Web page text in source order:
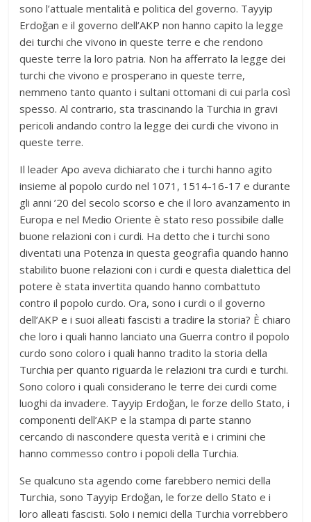
sono l’attuale mentalità e politica del governo. Tayyip
Erdoğan e il governo dell’AKP non hanno capito la legge
dei turchi che vivono in queste terre e che rendono
queste terre la loro patria. Non ha afferrato la legge dei
turchi che vivono e prosperano in queste terre,
nemmeno tanto quanto i sultani ottomani di cui parla così
spesso. Al contrario, sta trascinando la Turchia in gravi
pericoli andando contro la legge dei curdi che vivono in
queste terre.
Il leader Apo aveva dichiarato che i turchi hanno agito
insieme al popolo curdo nel 1071, 1514-16-17 e durante
gli anni ’20 del secolo scorso e che il loro avanzamento in
Europa e nel Medio Oriente è stato reso possibile dalle
buone relazioni con i curdi. Ha detto che i turchi sono
diventati una Potenza in questa geografia quando hanno
stabilito buone relazioni con i curdi e questa dialettica del
potere è stata invertita quando hanno combattuto
contro il popolo curdo. Ora, sono i curdi o il governo
dell’AKP e i suoi alleati fascisti a tradire la storia? È chiaro
che loro i quali hanno lanciato una Guerra contro il popolo
curdo sono coloro i quali hanno tradito la storia della
Turchia per quanto riguarda le relazioni tra curdi e turchi.
Sono coloro i quali considerano le terre dei curdi come
luoghi da invadere. Tayyip Erdoğan, le forze dello Stato, i
componenti dell’AKP e la stampa di parte stanno
cercando di nascondere questa verità e i crimini che
hanno commesso contro i popoli della Turchia.
Se qualcuno sta agendo come farebbero nemici della
Turchia, sono Tayyip Erdoğan, le forze dello Stato e i
loro alleati fascisti. Solo i nemici della Turchia vorrebbero